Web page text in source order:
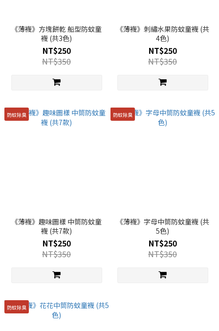
《薄襪》方塊餅乾 船型防蚊童
襪 (共3色)
NT$250
NT$350
《薄襪》刺繡水果防蚊童襪 (共
4色)
NT$250
NT$350
防蚊除臭
《薄襪》趣味圖樣 中筒防蚊童
襪 (共7款)
NT$250
NT$350
防蚊除臭
《薄襪》字母中筒防蚊童襪 (共
5色)
NT$250
NT$350
防蚊除臭